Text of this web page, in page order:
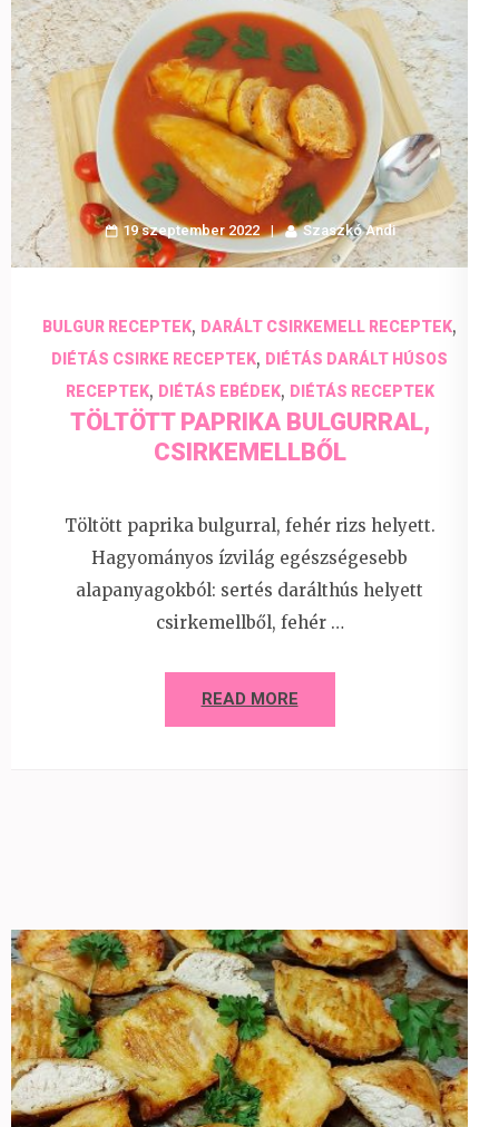
19 szeptember 2022 Szaszkó Andi
BULGUR RECEPTEK, DARÁLT CSIRKEMELL RECEPTEK,
DIÉTÁS CSIRKE RECEPTEK, DIÉTÁS DARÁLT HÚSOS
RECEPTEK, DIÉTÁS EBÉDEK, DIÉTÁS RECEPTEK
TÖLTÖTT PAPRIKA BULGURRAL,
CSIRKEMELLBŐL
Töltött paprika bulgurral, fehér rizs helyett.
Hagyományos ízvilág egészségesebb
alapanyagokból: sertés darálthús helyett
csirkemellből, fehér …
READ MORE